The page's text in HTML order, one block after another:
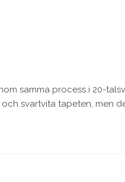
samma process i 20-
svartvita tapeten, men